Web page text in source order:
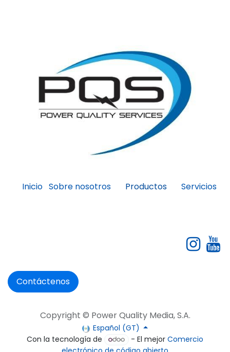
Inicio Sobre nosotros Productos Servicios
Contáctenos
Copyright © Power Quality Media, S.A.
Español (GT)
Con la tecnología de
- El mejorComercio